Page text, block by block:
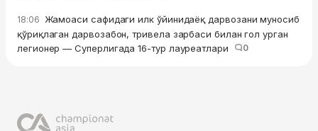
18:06 Жамоаси сафидаги илк ўйинидаёқ дарвозани муносиб
қўриқлаган дарвозабон, тривела зарбаси билан гол урган
легионер — Суперлигада 16-тур лауреатлари
0